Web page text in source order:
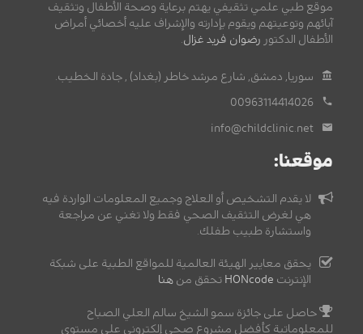
موقع طبي علمي تثقيفي يهتم برعاية وصحة الأطفال وتثقيف
آبائهم وتوعيتهم ويقوم بإدارته والإشراف عليه أخصائي أمراض
الأطفال الدكتور رضوان فريد غزال
سوريا, دمشق, شارع مرشد خاطر (بغداد) , جادة الخطيب.
00963114414026
info@childclinic.net
موقعنا:
لا يقدم التشخيص أو العلاج وجميع المعلومات الواردة فيه
هي لغرض التثقيف الصحي فقط ولا تغني عن مراجعة
واستشارة طبيب طفلك.
يحقق معايير الهيئة العالمية للمواقع الطبية على شبكة
الإنترنت HONcode تحقق من هنا
حاصل على جائزة سمو الشيخ سالم العلي الصباح
للمعلوماتية كأفضل مشروع صحي إلكتروني على مستوى